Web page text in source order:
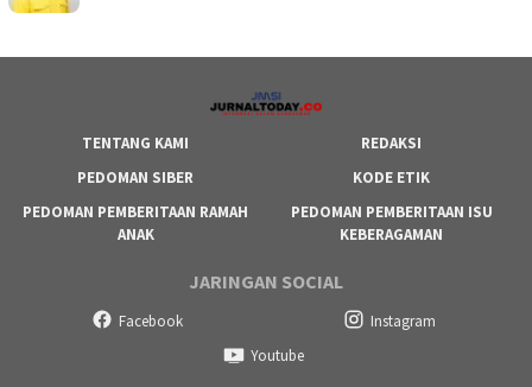
TENTANG KAMI
REDAKSI
PEDOMAN SIBER
KODE ETIK
PEDOMAN PEMBERITAAN RAMAH
ANAK
PEDOMAN PEMBERITAAN ISU
KEBERAGAMAN
JARINGAN SOCIAL
Facebook
Instagram
Youtube